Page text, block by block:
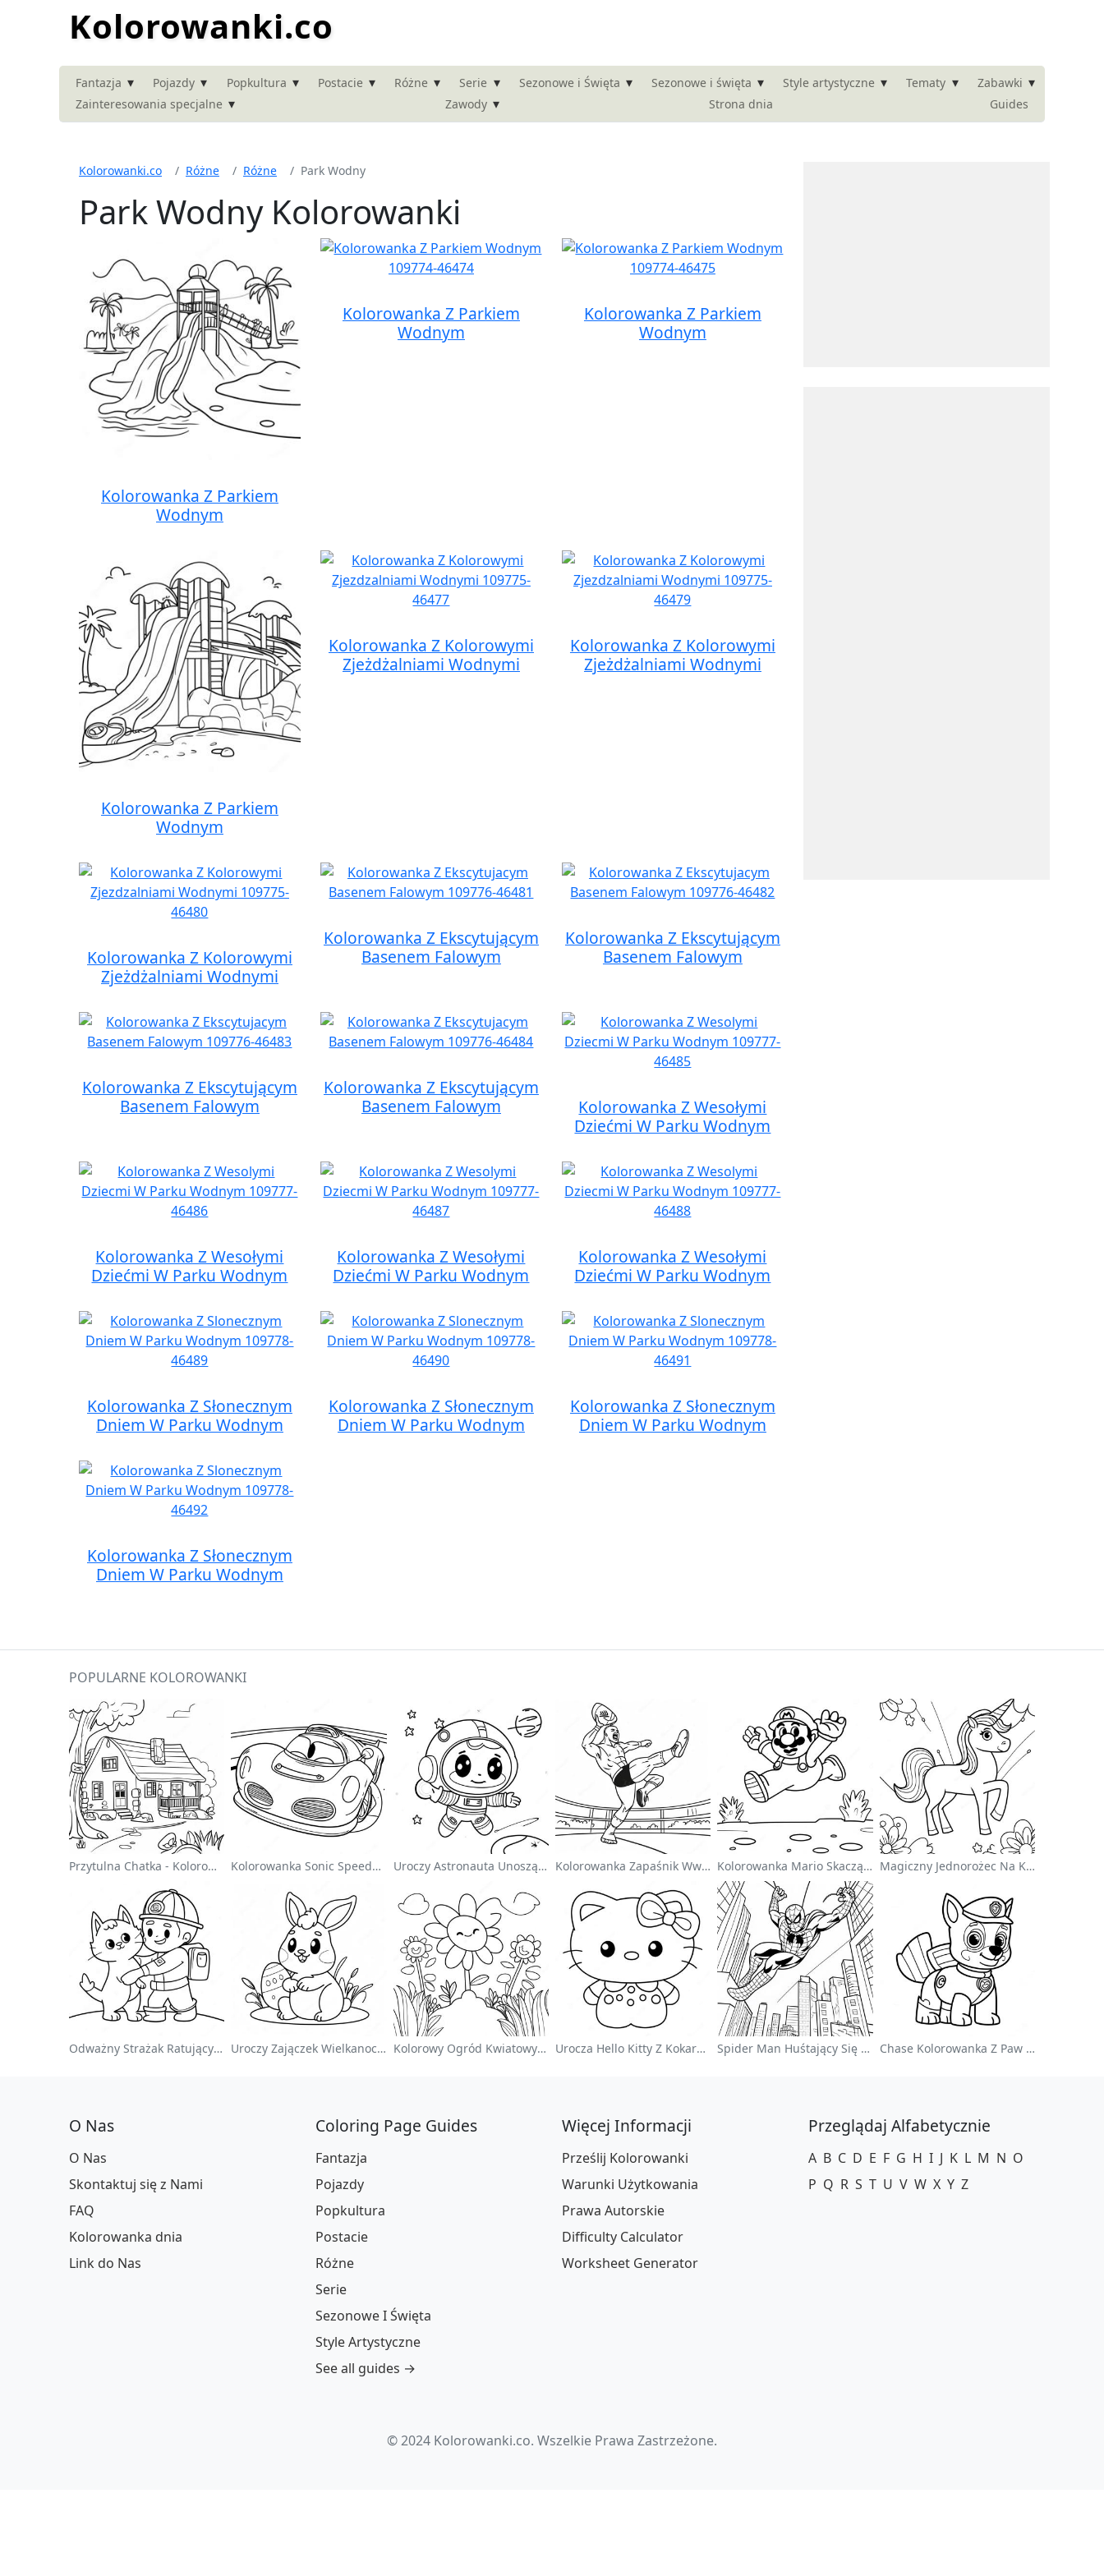
Kolorowanki.co
Fantazja ▾ Pojazdy ▾ Popkultura ▾ Postacie ▾ Różne ▾ Serie ▾ Sezonowe i Święta ▾ Sezonowe i święta ▾ Style artystyczne ▾ Tematy ▾ Zabawki ▾
Zainteresowania specjalne ▾ Zawody ▾ Strona dnia Guides
Kolorowanki.co Różne Różne Park Wodny
Park Wodny Kolorowanki
Kolorowanka Z Parkiem
Wodnym
Kolorowanka Z Parkiem
Wodnym
Kolorowanka Z Parkiem
Wodnym
Kolorowanka Z Parkiem
Wodnym
Kolorowanka Z Kolorowymi
Zjeżdżalniami Wodnymi
Kolorowanka Z Kolorowymi
Zjeżdżalniami Wodnymi
Kolorowanka Z Kolorowymi
Zjeżdżalniami Wodnymi
Kolorowanka Z Ekscytującym
Basenem Falowym
Kolorowanka Z Ekscytującym
Basenem Falowym
Kolorowanka Z Ekscytującym
Basenem Falowym
Kolorowanka Z Ekscytującym
Basenem Falowym
Kolorowanka Z Wesołymi
Dziećmi W Parku Wodnym
Kolorowanka Z Wesołymi
Dziećmi W Parku Wodnym
Kolorowanka Z Wesołymi
Dziećmi W Parku Wodnym
Kolorowanka Z Wesołymi
Dziećmi W Parku Wodnym
Kolorowanka Z Słonecznym
Dniem W Parku Wodnym
Kolorowanka Z Słonecznym
Dniem W Parku Wodnym
Kolorowanka Z Słonecznym
Dniem W Parku Wodnym
Kolorowanka Z Słonecznym
Dniem W Parku Wodnym
POPULARNE KOLOROWANKI
Przytulna Chatka - Kolorowanka Kolorowanka Sonic Speedster Uroczy Astronauta Unoszący Się W Kosmosie - Kolorowanka Kolorowanka Zapaśnik Wwe Skaczący Na Przeciwnika Kolorowanka Mario Skaczący Nad Goombami Magiczny Jednorożec Na Kolorowance Z Tęczą
Odważny Strażak Ratujący Kota - Kolorowanka Uroczy Zajączek Wielkanocny Na Kolorowance Kolorowy Ogród Kwiatowy Na Kolorowance Urocza Hello Kitty Z Kokardką - Kolorowanka Spider Man Huśtający Się Przez Miasto - Kolorowanka Chase Kolorowanka Z Paw Patrol
O Nas
O Nas
Skontaktuj się z Nami
FAQ
Kolorowanka dnia
Link do Nas
Coloring Page Guides
Fantazja
Pojazdy
Popkultura
Postacie
Różne
Serie
Sezonowe I Święta
Style Artystyczne
See all guides →
Więcej Informacji
Prześlij Kolorowanki
Warunki Użytkowania
Prawa Autorskie
Difficulty Calculator
Worksheet Generator
Przeglądaj Alfabetycznie
A B C D E F G H I J K L M N O
P Q R S T U V W X Y Z
© 2024 Kolorowanki.co. Wszelkie Prawa Zastrzeżone.